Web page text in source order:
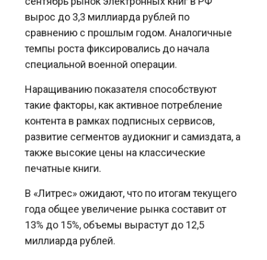
вырос до 3,3 миллиарда рублей по
сравнению с прошлым годом. Аналогичные
темпы роста фиксировались до начала
специальной военной операции.
Наращиванию показателя способствуют
такие факторы, как активное потребление
контента в рамках подписных сервисов,
развитие сегментов аудиокниг и самиздата, а
также высокие цены на классические
печатные книги.
В «Литрес» ожидают, что по итогам текущего
года общее увеличение рынка составит от
13% до 15%, объемы вырастут до 12,5
миллиарда рублей.